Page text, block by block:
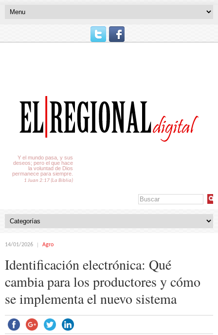
Y el mundo pasa, y sus
deseos; pero el que hace
la voluntad de Dios
permanece para siempre.
1 Juan 2:17 (La Biblia)
14/01/2026 Agro
Identificación electrónica: Qué
cambia para los productores y cómo
se implementa el nuevo sistema